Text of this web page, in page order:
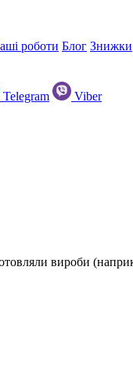
роботи Блог Знижки
Telegram
Viber
вироби